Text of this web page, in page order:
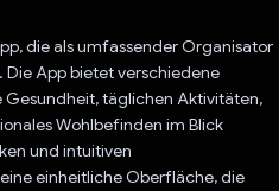
die als umfassender Organisator
App bietet verschiedene
täglichen Aktivitäten,
Wohlbefinden im Blick
und intuitiven
einheitliche Oberfläche, die